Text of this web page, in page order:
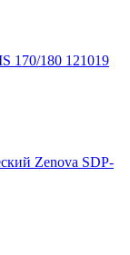
170/180 121019
Zenova SDP-